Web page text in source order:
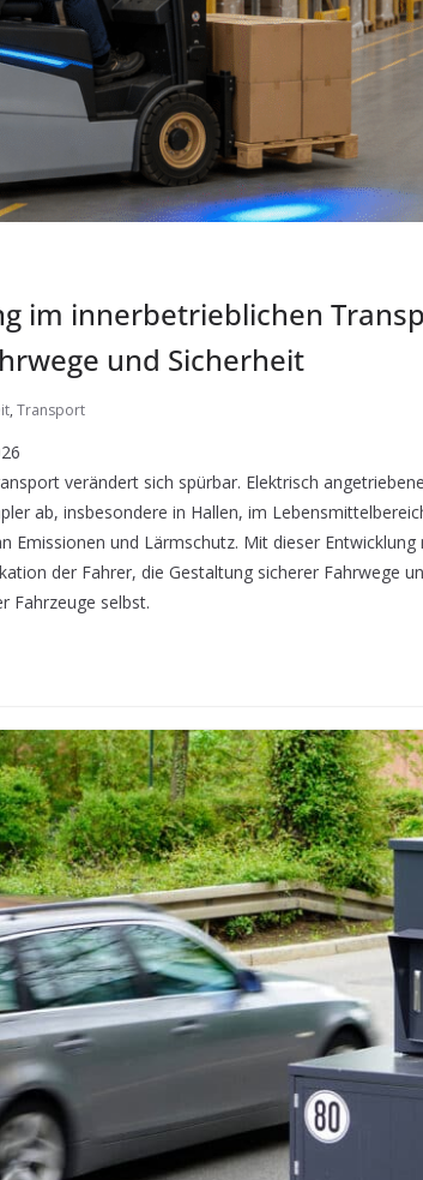
im innerbetrieblichen
und Sicherheit
, Transport
verändert sich spürbar. Elektrisch
ab, insbesondere in Hallen, im
Emissionen und Lärmschutz. Mit dieser
der Fahrer, die Gestaltung sicherer Fahrwege
Fahrzeuge selbst.